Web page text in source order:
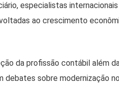
especialistas
ao crescimento
da profissão contábil além
debates sobre modernização